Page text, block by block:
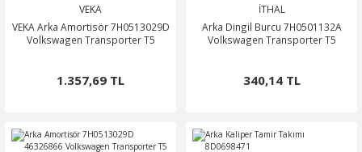
VEKA
VEKA Arka Amortisör 7H0513029D
Volkswagen Transporter T5
1.357,69 TL
İTHAL
Arka Dingil Burcu 7H0501132A
Volkswagen Transporter T5
340,14 TL